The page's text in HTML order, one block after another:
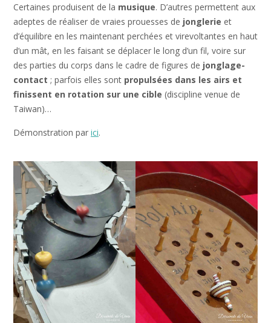
Certaines produisent de la musique. D’autres permettent aux
adeptes de réaliser de vraies prouesses de jonglerie et
d’équilibre en les maintenant perchées et virevoltantes en haut
d’un mât, en les faisant se déplacer le long d’un fil, voire sur
des parties du corps dans le cadre de figures de jonglage-
contact ; parfois elles sont propulsées dans les airs et
finissent en rotation sur une cible (discipline venue de
Taiwan)…
Démonstration par ici.